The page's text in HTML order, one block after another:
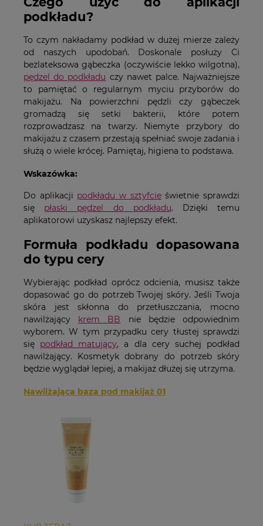
podkładu?
To czym nakładamy podkład w dużej mierze zależy
od naszych upodobań. Doskonale posłuży Ci
bezlateksowa gąbeczka (oczywiście lekko wilgotna),
pędzel do podkładu czy nawet palce. Najważniejsze
to pamiętać o regularnym myciu przyborów do
makijażu. Na powierzchni pędzli czy gąbeczek
gromadzą się setki bakterii, które potem
rozprowadzasz na twarzy. Niemyte przybory do
makijażu z czasem przestają spełniać swoje zadania i
służą o wiele krócej. Pamiętaj, higiena to podstawa.
Wskazówka:
Do aplikacji podkładu w sztyfcieświetnie sprawdzi
się płaski pędzel do podkładu. Dzięki temu
aplikatorowi uzyskasz najlepszy efekt.
Formuła podkładu dopasowana
do typu cery
Wybierając podkład oprócz odcienia, musisz także
dopasować go do potrzeb Twojej skóry. Jeśli Twoja
skóra jest skłonna do przetłuszczania, mocno
nawilżający krem BB nie będzie odpowiednim
wyborem. W tym przypadku cery tłustej sprawdzi
się podkład matujący, a dla cery suchej podkład
nawilżający. Kosmetyk dobrany do potrzeb skóry
będzie wyglądał lepiej, a makijaż dłużej się utrzyma.
Nawilżająca baza pod makijaż 01